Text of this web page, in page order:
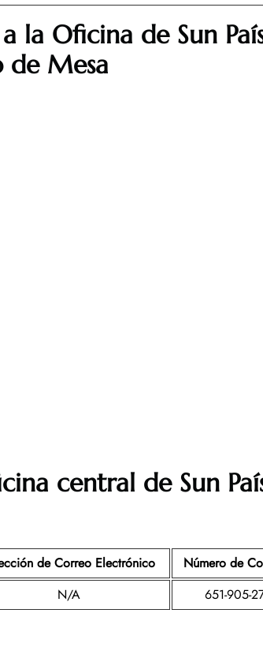
la Oficina de Sun
de Mesa
central de Sun
de Correo Electrónico
Número de
N/A 651-905-